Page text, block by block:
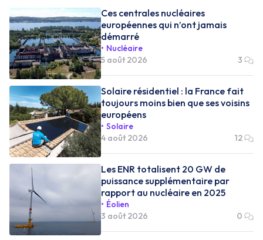
Ces centrales nucléaires
européennes qui n’ont jamais
démarré
Nucléaire
5 août 2026
3
Solaire résidentiel : la France fait
toujours moins bien que ses voisins
européens
Solaire
4 août 2026
12
Les ENR totalisent 20 GW de
puissance supplémentaire par
rapport au nucléaire en 2025
Éolien
3 août 2026
0